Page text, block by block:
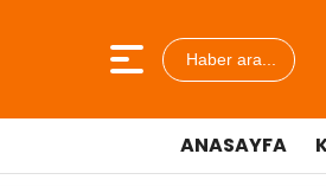
Haber ara...
ANASAYFA